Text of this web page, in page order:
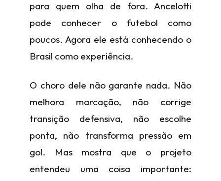
para quem olha de fora. Ancelotti
pode conhecer o futebol como
poucos. Agora ele está conhecendo o
Brasil como experiência.
O choro dele não garante nada. Não
melhora marcação, não corrige
transição defensiva, não escolhe
ponta, não transforma pressão em
gol. Mas mostra que o projeto
entendeu uma coisa importante: